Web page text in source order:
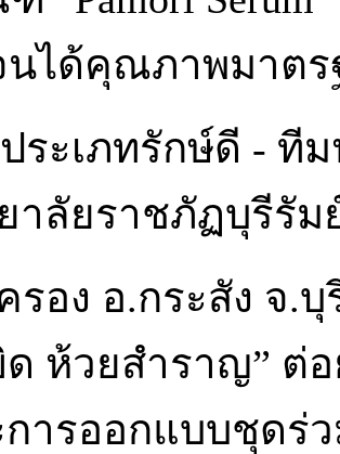
ได้คุณภาพมาตร
ภทรักษ์ดี - ทีม
าลัยราชภัฏบุรีรั
รอง อ.กระสัง จ.
ห้วยสำราญ” ต่
ารออกแบบชุดร่